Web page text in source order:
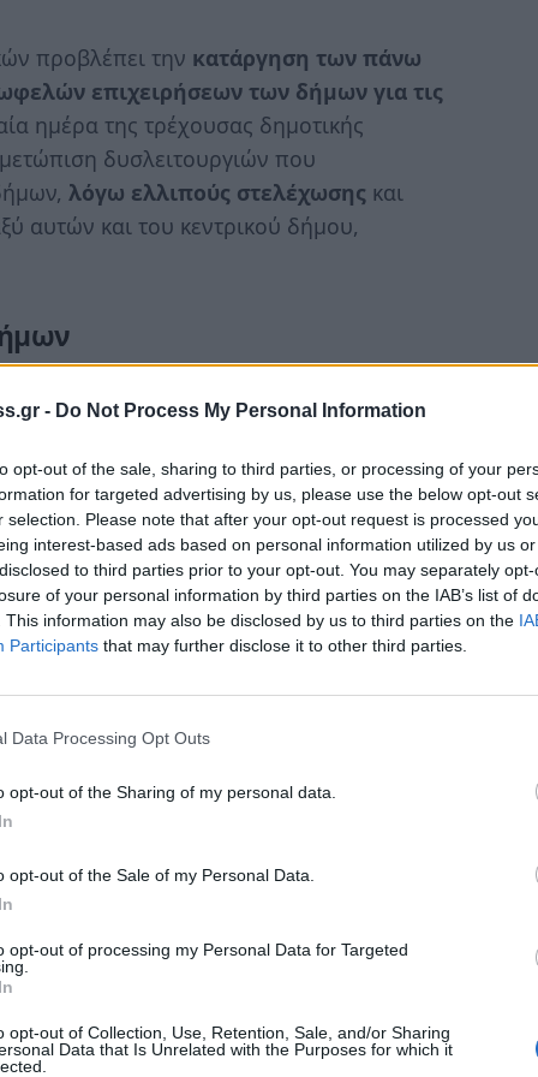
- Do Not Process My Personal Information
opt-out of the sale, sharing to third parties, or processing of your
for targeted advertising by us, please use the below opt-out
selection. Please note that after your opt-out request is processed
interest-based ads based on personal information utilized by us
to third parties prior to your opt-out. You may separately
of your personal information by third parties on the IAB’s list of
This information may also be disclosed by us to third parties on the
Participants that may further disclose it to other third parties.
Data Processing Opt Outs
opt-out of the Sharing of my personal data.
opt-out of the Sale of my Personal Data.
opt-out of processing my Personal Data for Targeted
opt-out of Collection, Use, Retention, Sale, and/or Sharing
Data that Is Unrelated with the Purposes for which it
προβλέπει την κατάργηση των πάνω
επιχειρήσεων των δήμων για τις
ημέρα της τρέχουσας δημοτικής
δυσλειτουργιών που
λόγω ελλιπούς στελέχωσης και
αυτών και του κεντρικού δήμου,
ή έμμισθης εντολής. Τομόνιμοπροσωπικό
του οργανικές θέσεις ανά κατηγορία και
μεσχέση εργασίας ιδιωτικού
σεπροσωρινές προσωποπαγείς
ειδικότητας, οι οποίες συστήνονται στον
και καταργούνται κατά την με
ότι από την 30η Ιουνίου 2024
σχολικών επιτροπών
στους οικείους δήμους.
ότι η μεταφορά του προσωπικού, των
πυρήνα των δήμων θα διασφαλίσει
κατανομή αρμοδιοτήτων στο προσωπικό
προμηθειών και υπηρεσιών.
νομικών προσώπωνοι δήμοι
θέματα των σχολικών επιτροπών θα
επιτροπές , στις οποίες μετέχει
ή συλλόγου γονέων και κηδεμόνων